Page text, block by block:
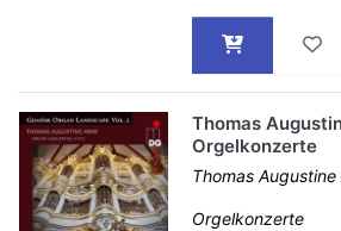
Thomas
Orgelkonzerte
Thomas
Orgelkonzerte